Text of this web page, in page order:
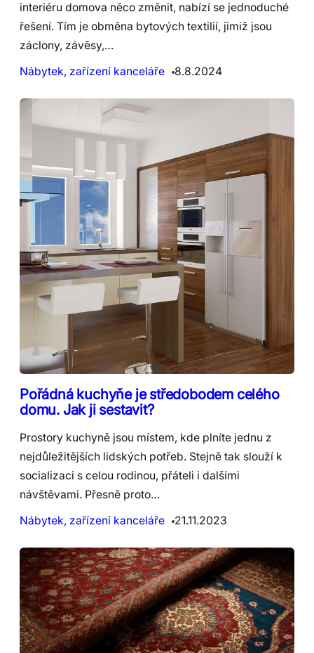
interiéru domova něco změnit, nabízí se jednoduché
řešení. Tím je obměna bytových textilií, jimiž jsou
záclony, závěsy,…
Nábytek, zařízení kanceláře
8.8.2024
Pořádná kuchyňe je středobodem celého
domu. Jak ji sestavit?
Prostory kuchyně jsou místem, kde plníte jednu z
nejdůležitějších lidských potřeb. Stejně tak slouží k
socializaci s celou rodinou, přáteli i dalšími
návštěvami. Přesně proto…
Nábytek, zařízení kanceláře
21.11.2023